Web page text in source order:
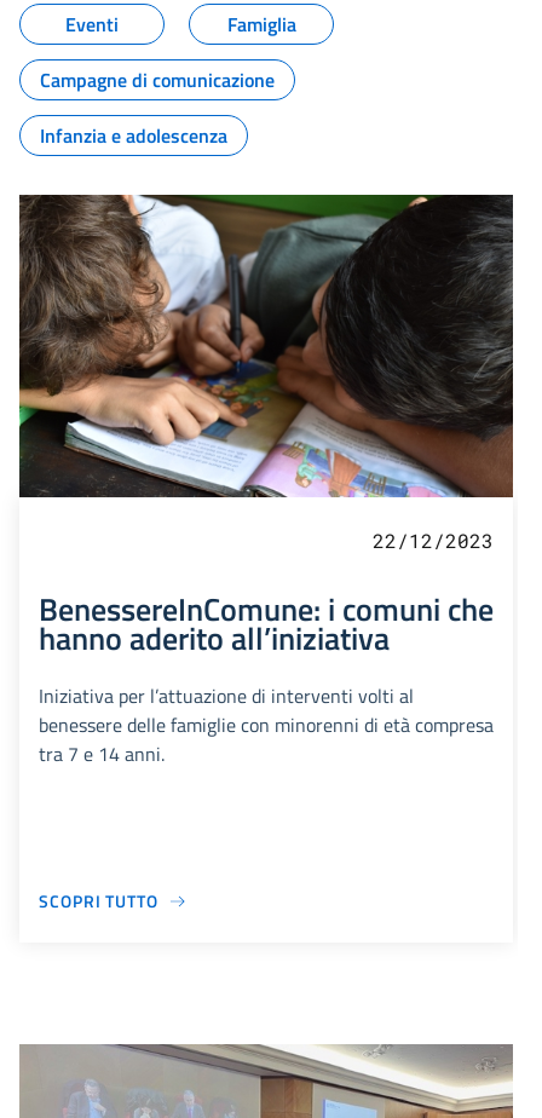
Eventi
Famiglia
Campagne di comunicazione
Infanzia e adolescenza
22/12/2023
BenessereInComune: i comuni che
hanno aderito all’iniziativa
Iniziativa per l’attuazione di interventi volti al
benessere delle famiglie con minorenni di età compresa
tra 7 e 14 anni.
SCOPRI TUTTO